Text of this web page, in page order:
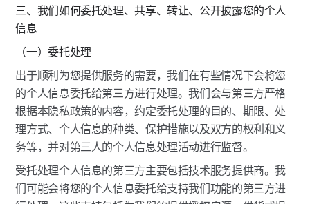
三、我们如何委托处理、共享、转让、公开披露您的个人
信息
（一）委托处理
出于顺利为您提供服务的需要，我们在有些情况下会将您
的个人信息委托给第三方进行处理。我们会与第三方严格
根据本隐私政策的内容，约定委托处理的目的、期限、处
理方式、个人信息的种类、保护措施以及双方的权利和义
务等，并对第三人的个人信息处理活动进行监督。
受托处理个人信息的第三方主要包括技术服务提供商。我
们可能会将您的个人信息委托给支持我们功能的第三方进